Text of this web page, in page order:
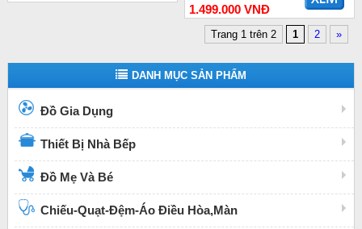
1.499.000 VNĐ
Trang 1 trên 2 1 2 »
DANH MỤC SẢN PHẨM
Đồ Gia Dụng
Thiết Bị Nhà Bếp
Đồ Mẹ Và Bé
Chiếu-Quạt-Đệm-Áo Điều Hòa,Màn